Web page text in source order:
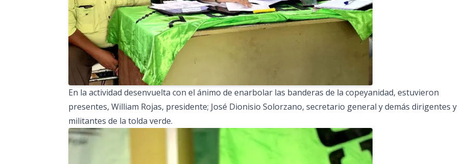
En la actividad desenvuelta con el ánimo de enarbolar las banderas de la copeyanidad, estuvieron
presentes, William Rojas, presidente; José Dionisio Solorzano, secretario general y demás dirigentes y
militantes de la tolda verde.